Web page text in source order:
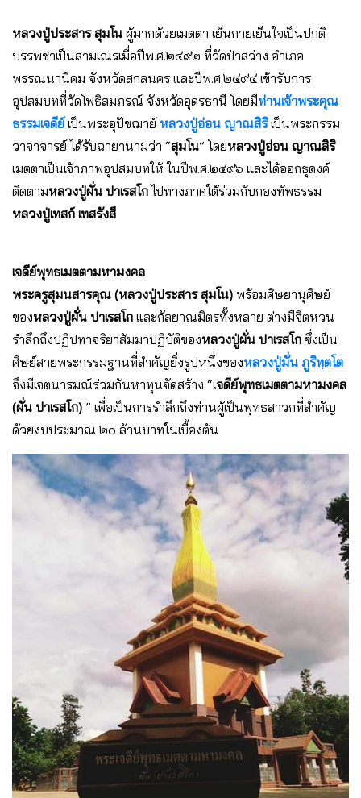
หลวงปู่ประสาร สุมโน ผู้มากด้วยเมตตา เย็นกายเย็นใจเป็นปกติ
บรรพชาเป็นสามเณรเมื่อปีพ.ศ.๒๔๙๒ ที่วัดป่าสว่าง อำเภอ
พรรณนานิคม จังหวัดสกลนคร และปีพ.ศ.๒๔๙๔ เข้ารับการ
อุปสมบทที่วัดโพธิสมภรณ์ จังหวัดอุดรธานี โดยมีท่านเจ้าพระคุณ
ธรรมเจดีย์เป็นพระอุปัชฌาย์ หลวงปู่อ่อน ญาณสิริเป็นพระกรรม
วาจาจารย์ ได้รับฉายานามว่า “สุมโน” โดยหลวงปู่อ่อน ญาณสิริ
เมตตาเป็นเจ้าภาพอุปสมบทให้ ในปีพ.ศ.๒๔๙๖ และได้ออกธุดงค์
ติดตามหลวงปู่ผั่น ปาเรสโกไปทางภาคใต้ร่วมกับกองทัพธรรม
หลวงปู่เทสก์ เทสรังสี
เจดีย์พุทธเมตตามหามงคล
พระครูสุมนสารคุณ (หลวงปู่ประสาร สุมโน) พร้อมศิษยานุศิษย์
ของหลวงปู่ผั่น ปาเรสโก และกัลยาณมิตรทั้งหลาย ต่างมีจิตหวน
รำลึกถึงปฏิปทาจริยาสัมมาปฏิบัติของหลวงปู่ผั่น ปาเรสโก ซึ่งเป็น
ศิษย์สายพระกรรมฐานที่สำคัญยิ่งรูปหนึ่งของหลวงปู่มั่น ภูริทฺตโต
จึงมีเจตนารมณ์ร่วมกันหาทุนจัดสร้าง “เจดีย์พุทธเมตตามหามงคล
(ผั่น ปาเรสโก) ” เพื่อเป็นการรำลึกถึงท่านผู้เป็นพุทธสาวกที่สำคัญ
ด้วยงบประมาณ ๒๐ ล้านบาทในเบื้องต้น